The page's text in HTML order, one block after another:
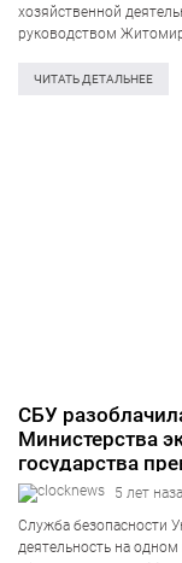
хозяйственной
руководством
газа дочернего
ЧИТАТЬ ДЕТАЛЬНЕЕ
СБУ
Министерства
государства
5 лет
Служба безопасности
деятельность на